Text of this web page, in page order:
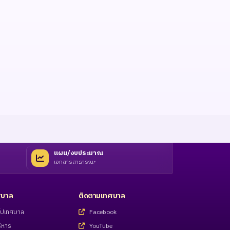
แผน/งบประมาณ
เอกสารสาธารณะ
าล
เทศบาล
าร
ติดตามเทศบาล
Facebook
YouTube